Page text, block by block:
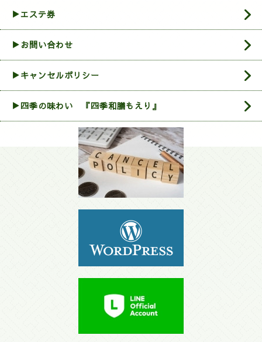
▶エステ券
▶お問い合わせ
▶︎キャンセルポリシー
▶四季の味わい 『四季和膳もえり』